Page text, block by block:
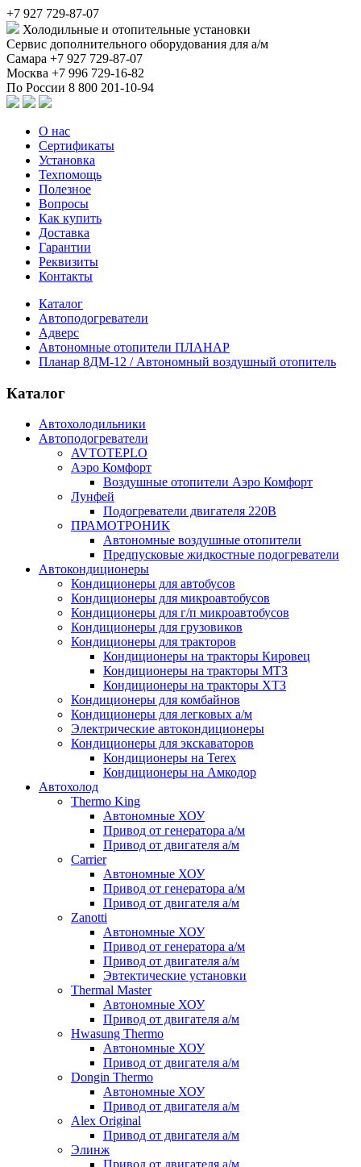
+7 927 729-87-07
Холодильные и отопительные установки
Сервис дополнительного оборудования для а/м
Самара +7 927 729-87-07
Москва +7 996 729-16-82
По России 8 800 201-10-94
О нас
Сертификаты
Установка
Техпомощь
Полезное
Вопросы
Как купить
Доставка
Гарантии
Реквизиты
Контакты
Каталог
Автоподогреватели
Адверс
Автономные отопители ПЛАНАР
Планар 8ДМ-12 / Автономный воздушный отопитель
Каталог
Автохолодильники
Автоподогреватели
AVTOTEPLO
Аэро Комфорт
Воздушные отопители Аэро Комфорт
Лунфей
Подогреватели двигателя 220В
ПРАМОТРОНИК
Автономные воздушные отопители
Предпусковые жидкостные подогреватели
Автокондиционеры
Кондиционеры для автобусов
Кондиционеры для микроавтобусов
Кондиционеры для г/п микроавтобусов
Кондиционеры для грузовиков
Кондиционеры для тракторов
Кондиционеры на тракторы Кировец
Кондиционеры на тракторы МТЗ
Кондиционеры на тракторы ХТЗ
Кондиционеры для комбайнов
Кондиционеры для легковых а/м
Электрические автокондиционеры
Кондиционеры для экскаваторов
Кондиционеры на Terex
Кондиционеры на Амкодор
Автохолод
Thermo King
Автономные ХОУ
Привод от генератора а/м
Привод от двигателя а/м
Carrier
Автономные ХОУ
Привод от генератора а/м
Привод от двигателя а/м
Zanotti
Автономные ХОУ
Привод от генератора а/м
Привод от двигателя а/м
Эвтектические установки
Thermal Master
Автономные ХОУ
Привод от двигателя а/м
Hwasung Thermo
Автономные ХОУ
Привод от двигателя а/м
Dongin Thermo
Автономные ХОУ
Привод от двигателя а/м
Alex Original
Привод от двигателя а/м
Элинж